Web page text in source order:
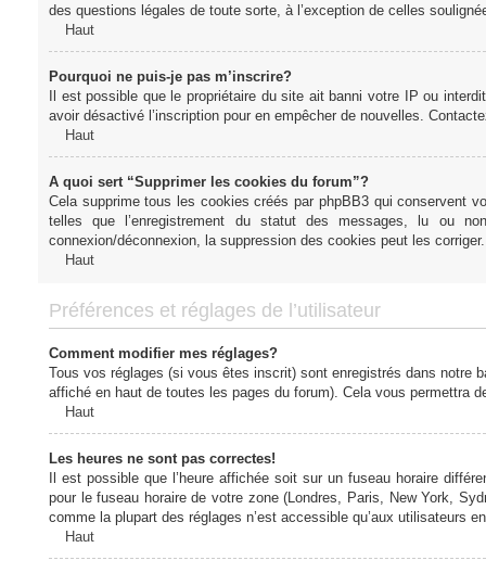
des questions légales de toute sorte, à l’exception de celles
Haut
Pourquoi ne puis-je pas m’inscrire?
Il est possible que le propriétaire du site ait banni votre IP ou
avoir désactivé l’inscription pour en empêcher de nouvelles.
Haut
A quoi sert “Supprimer les cookies du forum”?
Cela supprime tous les cookies créés par phpBB3 qui conservent
telles que l’enregistrement du statut des messages, lu ou
connexion/déconnexion, la suppression des cookies peut les corriger.
Haut
Préférences et réglages de l’utilisateur
Comment modifier mes réglages?
Tous vos réglages (si vous êtes inscrit) sont enregistrés dans notre
affiché en haut de toutes les pages du forum). Cela vous permettra
Haut
Les heures ne sont pas correctes!
Il est possible que l’heure affichée soit sur un fuseau horaire
pour le fuseau horaire de votre zone (Londres, Paris, New York,
comme la plupart des réglages n’est accessible qu’aux utilisateurs
Haut